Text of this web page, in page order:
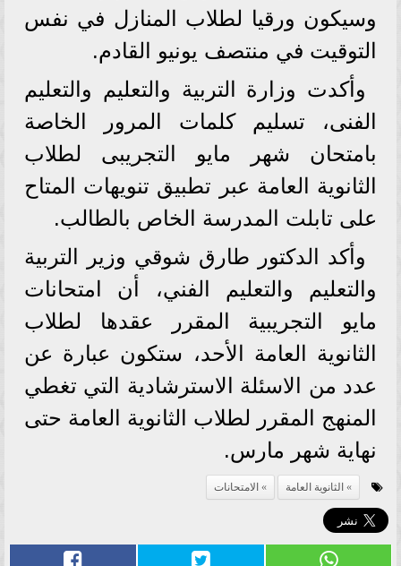
وسيكون ورقيا لطلاب المنازل في نفس
التوقيت في منتصف يونيو القادم.
وأكدت وزارة التربية والتعليم والتعليم
الفنى، تسليم كلمات المرور الخاصة
بامتحان شهر مايو التجريبى لطلاب
الثانوية العامة عبر تطبيق تنويهات المتاح
على تابلت المدرسة الخاص بالطالب.
وأكد الدكتور طارق شوقي وزير التربية
والتعليم والتعليم الفني، أن امتحانات
مايو التجريبية المقرر عقدها لطلاب
الثانوية العامة الأحد، ستكون عبارة عن
عدد من الاسئلة الاسترشادية التي تغطي
المنهج المقرر لطلاب الثانوية العامة حتى
نهاية شهر مارس.
الثانوية العامة الامتحانات